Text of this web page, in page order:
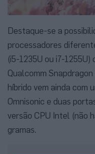
Destaque-se a
processadores
(i5-1235U ou i7-
Qualcomm
híbrido vem ainda com
Omnisonic e duas
versão CPU Intel (não
gramas.